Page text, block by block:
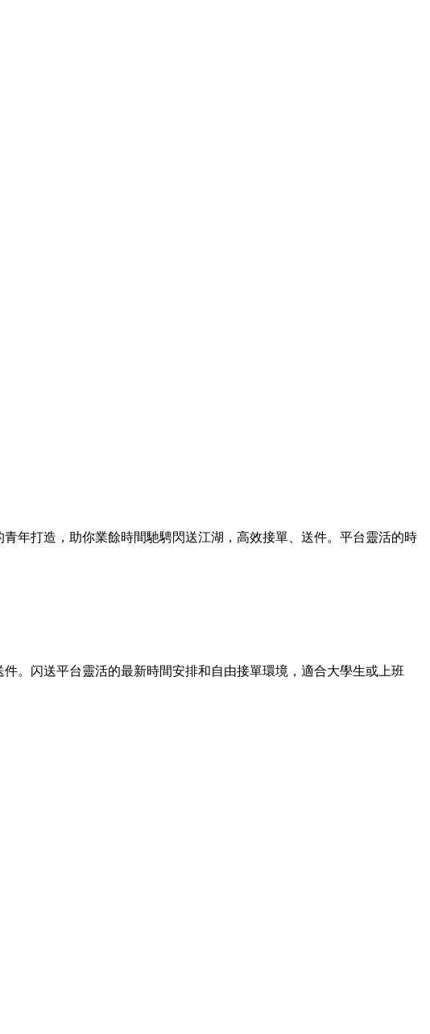
年打造，助你業餘時間馳騁閃送江湖，高效接單、送件。平台靈活的時
件。闪送平台靈活的最新時間安排和自由接單環境，適合大學生或上班